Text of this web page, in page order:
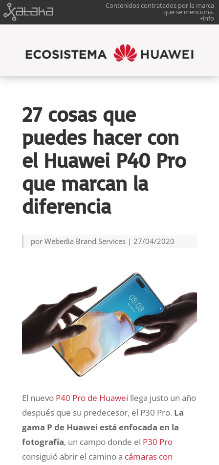
Contenidos contratados por la marca
que se menciona.
+info
27 cosas que
puedes hacer con
el Huawei P40 Pro
que marcan la
diferencia
por Webedia Brand Services| 27/04/2020
El nuevo P40 Pro de Huawei llega justo un año
después que su predecesor, el P30 Pro. La
gama P de Huawei está enfocada en la
fotografía, un campo donde el P30 Pro
consiguió abrir el camino a cámaras con